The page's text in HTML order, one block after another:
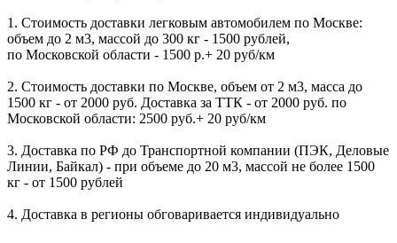
1. Стоимость доставки легковым автомобилем по Москве:
объем до 2 м3, массой до 300 кг - 1500 рублей,
по Московской области - 1500 р.+ 20 руб/км
2. Стоимость доставки по Москве, объем от 2 м3, масса до
1500 кг - от 2000 руб. Доставка за ТТК - от 2000 руб. по
Московской области: 2500 руб.+ 20 руб/км
3. Доставка по РФ до Транспортной компании (ПЭК, Деловые
Линии, Байкал) - при объеме до 20 м3, массой не более 1500
кг - от 1500 рублей
4. Доставка в регионы обговаривается индивидуально